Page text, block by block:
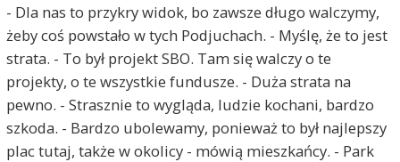
- Dla nas to przykry widok, bo zawsze długo walczymy,
żeby coś powstało w tych Podjuchach. - Myślę, że to jest
strata. - To był projekt SBO. Tam się walczy o te
projekty, o te wszystkie fundusze. - Duża strata na
pewno. - Strasznie to wygląda, ludzie kochani, bardzo
szkoda. - Bardzo ubolewamy, ponieważ to był najlepszy
plac tutaj, także w okolicy - mówią mieszkańcy. - Park